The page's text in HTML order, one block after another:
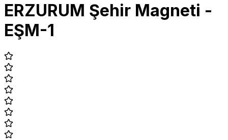
ERZURUM Şehir Magneti -
EŞM-1